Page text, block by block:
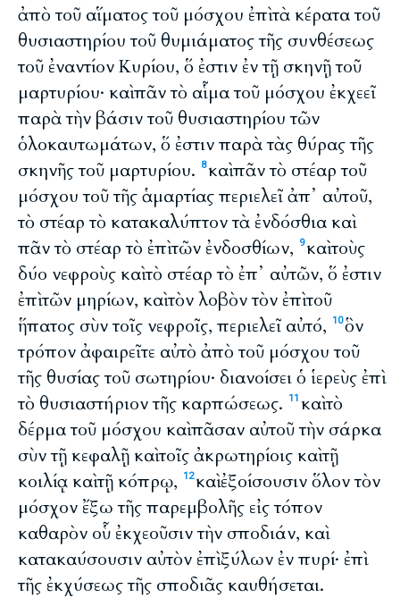
ἀπὸ τοῦ αἵματος τοῦ μόσχου ἐπὶ τὰ κέρατα τοῦ
θυσιαστηρίου τοῦ θυμιάματος τῆς συνθέσεως
τοῦ ἐναντίον Κυρίου, ὅ ἐστιν ἐν τῇ σκηνῇ τοῦ
μαρτυρίου· καὶ πᾶν τὸ αἷμα τοῦ μόσχου ἐκχεεῖ
παρὰ τὴν βάσιν τοῦ θυσιαστηρίου τῶν
ὁλοκαυτωμάτων, ὅ ἐστιν παρὰ τὰς θύρας τῆς
σκηνῆς τοῦ μαρτυρίου.
8καὶ πᾶν τὸ στέαρ τοῦ
μόσχου τοῦ τῆς ἁμαρτίας περιελεῖ ἀπ᾽ αὐτοῦ,
τὸ στέαρ τὸ κατακαλύπτον τὰ ἐνδόσθια καὶ
πᾶν τὸ στέαρ τὸ ἐπὶ τῶν ἐνδοσθίων,
9καὶ τοὺς
δύο νεφροὺς καὶ τὸ στέαρ τὸ ἐπ᾽ αὐτῶν, ὅ ἐστιν
ἐπὶ τῶν μηρίων, καὶ τὸν λοβὸν τὸν ἐπὶ τοῦ
ἥπατος σὺν τοῖς νεφροῖς, περιελεῖ αὐτό,
10ὃν
τρόπον ἀφαιρεῖτε αὐτὸ ἀπὸ τοῦ μόσχου τοῦ
τῆς θυσίας τοῦ σωτηρίου· διανοίσει ὁ ἱερεὺς ἐπὶ
τὸ θυσιαστήριον τῆς καρπώσεως.
11 καὶ τὸ
δέρμα τοῦ μόσχου καὶ πᾶσαν αὐτοῦ τὴν σάρκα
σὺν τῇ κεφαλῇ καὶ τοῖς ἀκρωτηρίοις καὶ τῇ
κοιλίᾳ καὶ τῇ κόπρῳ,
12καὶ ἐξοίσουσιν ὅλον τὸν
μόσχον ἔξω τῆς παρεμβολῆς εἰς τόπον
καθαρὸν οὗ ἐκχεοῦσιν τὴν σποδιάν, καὶ
κατακαύσουσιν αὐτὸν ἐπὶ ξύλων ἐν πυρί· ἐπὶ
τῆς ἐκχύσεως τῆς σποδιᾶς καυθήσεται.